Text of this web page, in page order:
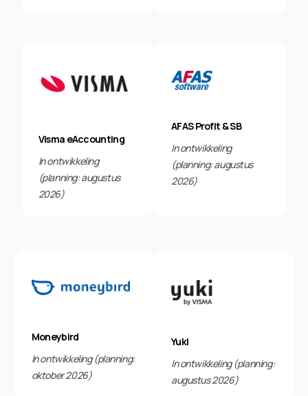
Visma eAccounting
In ontwikkeling
(planning: augustus
2026)
AFAS Profit & SB
In ontwikkeling
(planning: augustus
2026)
Moneybird
In ontwikkeling (planning:
oktober 2026)
Yuki
In ontwikkeling (planning:
augustus 2026)